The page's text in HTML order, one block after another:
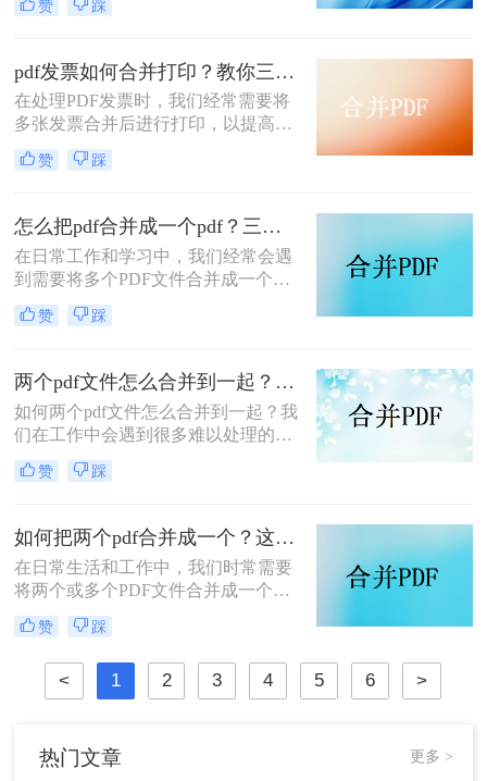
一个呢？本文将介绍四种将三个PDF
赞 踩
pdf发票如何合并打印？教你三种简单合并方法！
在处理PDF发票时，我们经常需要将
多张发票合并后进行打印，以提高工
作效率和节省纸张。那么PDF发票如
何合并打印呢？以下将介绍三种合并
轻松应对这一需求。
赞 踩
怎么把pdf合并成一个pdf？三种方法教你快速合并pdf！
在日常工作和学习中，我们经常会遇
到需要将多个PDF文件合并成一个文
件的需求。无论是为了整理资料、简
化分享流程，还是为了更方便地阅读
的功能。那么怎么把pdf合并成一个
pdf呢？以下将详细介绍几种常用的
PDF合并方法，帮助您轻松实现这一
目标。
赞 踩
两个pdf文件怎么合并到一起？大家来试试这3种方法吧！
如何两个pdf文件怎么合并到一起？我
们在工作中会遇到很多难以处理的文
件，比如PDF文件，特别是多个PDF
文件合并成一个PDF文件。事实上，
互联网上找到相关的方法。最后，我
们不能达到我们理想的预期。让我们
来看看pdf合并的方法。
赞 踩
如何把两个pdf合并成一个？这4种合并方法很好用！
在日常生活和工作中，我们时常需要
将两个或多个PDF文件合并成一个，
以便于管理、查阅和分享。那么如何
把两个pdf合并成一个呢？本文将介绍
三种常用的PDF合并方法。
赞 踩
< 1 2 3 4 5 6 >
热门文章 更多 >